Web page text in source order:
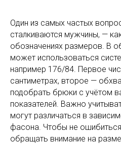
Один из самых частых
сталкиваются мужчины, —
обозначениях размеров. В
может использоваться
например 176/84. Первое
сантиметрах, второе —
подобрать брюки с учётом
показателей. Важно
могут различаться в
фасона. Чтобы не
обращать внимание на